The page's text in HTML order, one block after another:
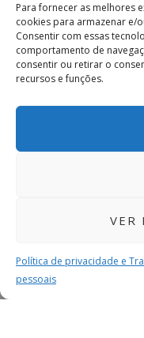
Para fornecer as melhores
cookies para armazenar e/
Consentir com essas
comportamento de
consentir ou retirar o
recursos e funções.
VER
Política de privacidade e
pessoais